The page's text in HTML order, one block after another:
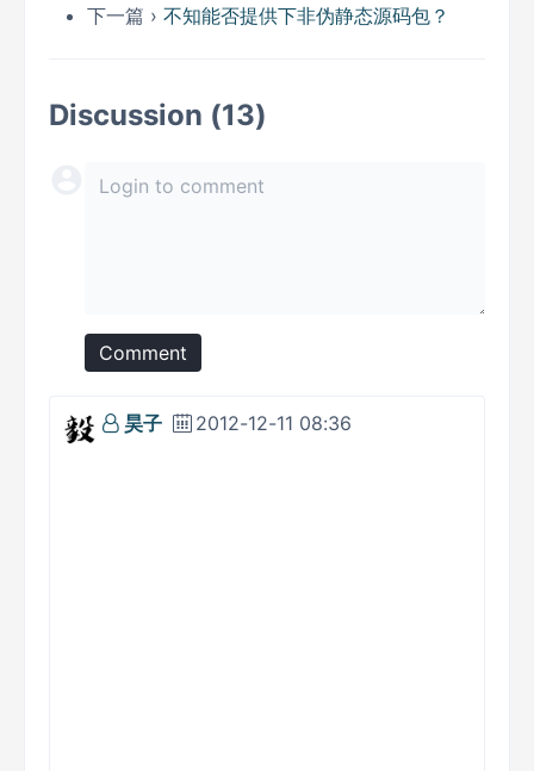
下一篇 › 不知能否提供下非伪静态源码包？
Discussion (13)
Comment
昊子 2012-12-11 08:36